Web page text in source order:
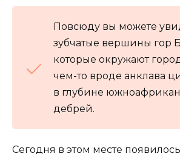
Повсюду вы можете
зубчатые вершины гор
которые окружают
чем-то вроде анклава
в глубине
дебрей.
Сегодня в этом месте